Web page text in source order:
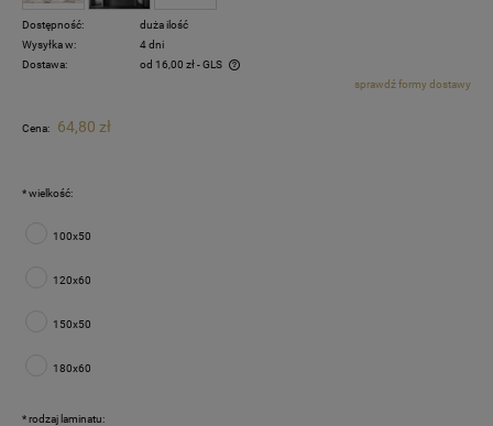
Dostępność:
duża ilość
Wysyłka w:
4 dni
Dostawa:
od 16,00 zł- GLS
Cena nie zawiera ewentualnych kosztów płatnościsprawdź formy dostawy
Cena: 64,80 zł
*wielkość:
100x50
120x60
150x50
180x60
*rodzaj laminatu: